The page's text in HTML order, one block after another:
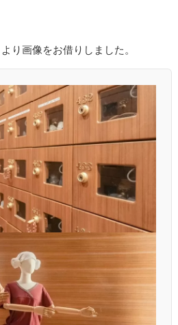
り画像をお借りしました。